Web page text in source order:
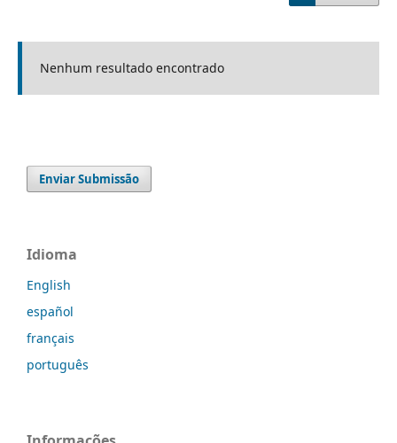
Nenhum resultado encontrado
Enviar Submissão
Idioma
English
español
français
português